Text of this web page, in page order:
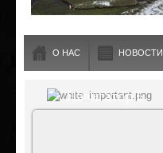
О НАС НОВОСТИ
НавигаторЪ